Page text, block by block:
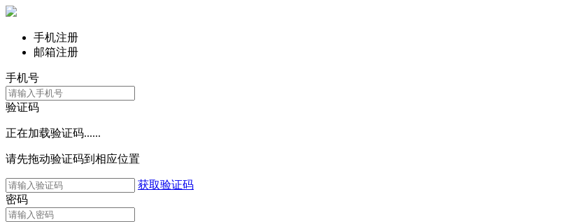
手机注册
邮箱注册
手机号
验证码
正在加载验证码......
请先拖动验证码到相应位置
获取验证码
密码